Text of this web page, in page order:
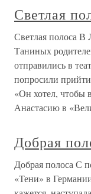
Светлая
Светлая полоса В
Таниных
отправились в
попросили прийти
«Он хотел, чтобы
Анастасию в
Добрая
Добрая полоса С
«Тени» в